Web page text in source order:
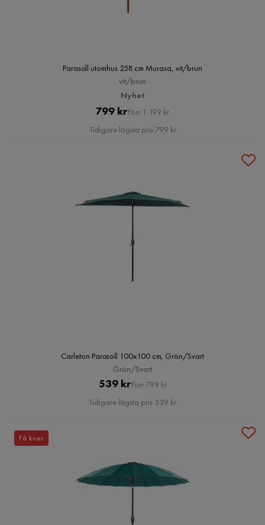
Parasoll utomhus 258 cm Murasa, vit/brun
vit/brun
Nyhet
Pris
799 kr Original
Pris
Förr 1 199 kr
Tidigare lägsta pris 799 kr
Carleton Parasoll 100x100 cm, Grön/Svart
Grön/Svart
Pris
539 krOriginal
Pris
Förr 799 kr
Tidigare lägsta pris 539 kr
Få kvar